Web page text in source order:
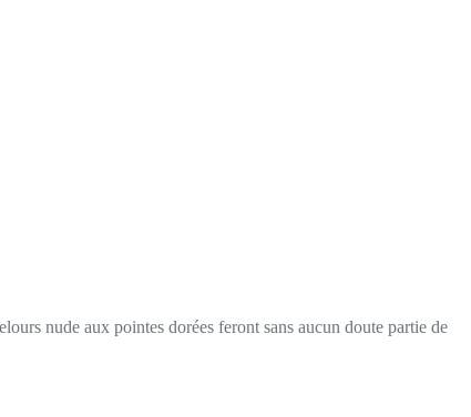
nude aux pointes dorées feront sans aucun doute partie de